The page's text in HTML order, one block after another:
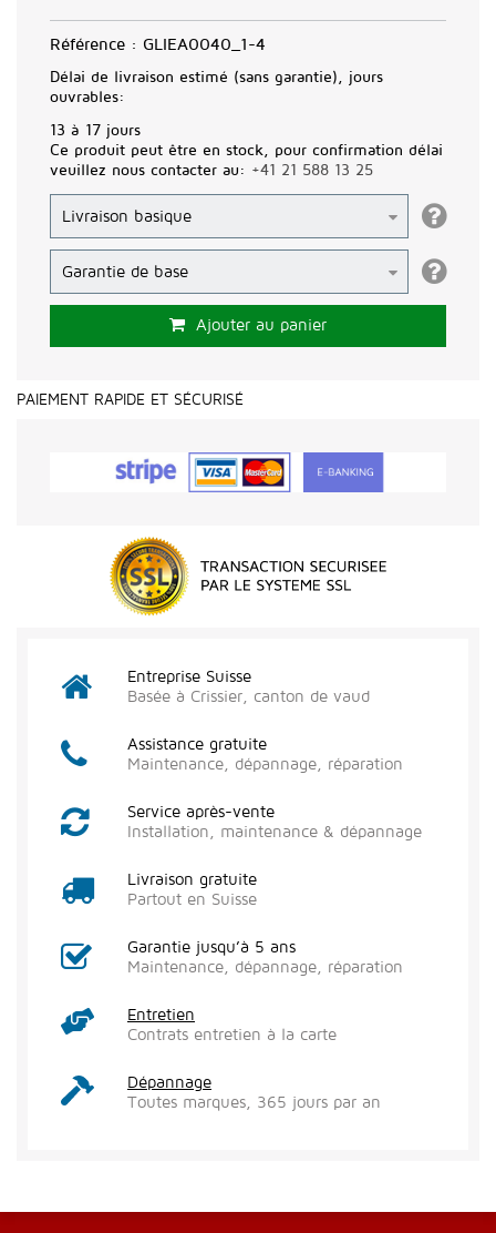
Référence : GLIEA0040_1-4
Délai de livraison estimé (sans garantie), jours
ouvrables:
13 à 17 jours
Ce produit peut être en stock, pour confirmation délai
veuillez nous contacter au: +41 21 588 13 25
Ajouter au panier
PAIEMENT RAPIDE ET SÉCURISÉ
Entreprise Suisse
Basée à Crissier, canton de vaud
Assistance gratuite
Maintenance, dépannage, réparation
Service après-vente
Installation, maintenance & dépannage
Livraison gratuite
Partout en Suisse
Garantie jusqu’à 5 ans
Maintenance, dépannage, réparation
Entretien
Contrats entretien à la carte
Dépannage
Toutes marques, 365 jours par an